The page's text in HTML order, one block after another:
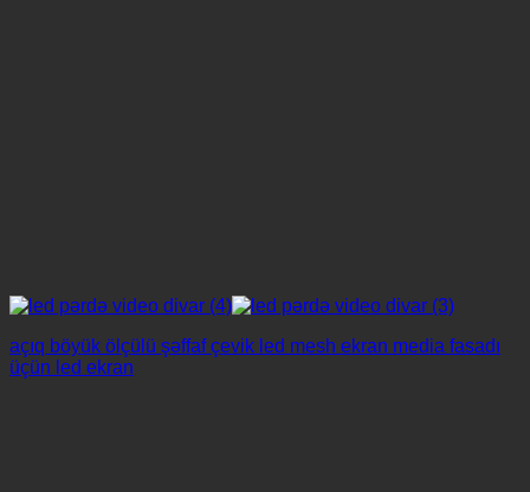
açıq böyük ölçülü şəffaf çevik led mesh ekran media fasadı
üçün led ekran